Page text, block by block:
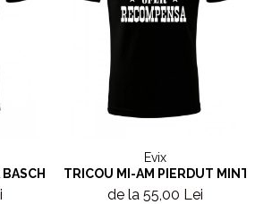
BASCHETI
Evix
TRICOU MI-AM PIERDUT
de la 55,00 Lei